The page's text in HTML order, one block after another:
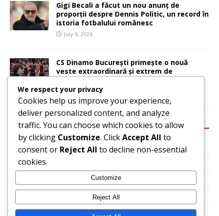
Gigi Becali a făcut un nou anunț de
proporții despre Dennis Politic, un record în
istoria fotbalului românesc
July 6, 2026
CS Dinamo București primește o nouă
veste extraordinară și extrem de
importantă
July 6, 2026
CATEGORIES:
Basketball
News
Tennis
Uncategorized
We respect your privacy
Cookies help us improve your experience,
deliver personalized content, and analyze
traffic. You can choose which cookies to allow
by clicking Customize. ClickAccept All to
consent or Reject All to decline non-essential
cookies.
Customize
Reject All